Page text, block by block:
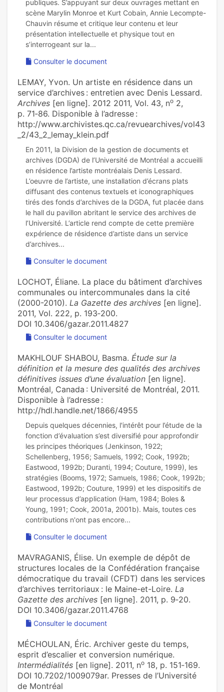
publiques. S’appuyant sur deux ouvrages mettant en
scène Marylin Monroe et Kurt Cobain, Annie Lecompte-
Chauvin résume et critique leur contenu et leur
présentation intellectuelle et physique tout en
Consulter le document
LEMAY, Yvon. Un artiste en résidence dans un
service d’archives : entretien avec Denis Lessard.
Archives [en ligne]. 2012 2011, Vol. 43, no 2,
p. 71‑86. Disponible à l’adresse :
http://www.archivistes.qc.ca/revuearchives/vol43
_2/43_2_lemay_klein.pdf
En 2011, la Division de la gestion de documents et
archives (DGDA) de l’Université de Montréal a accueilli
en résidence l’artiste montréalais Denis Lessard.
L’oeuvre de l’artiste, une installation d’écrans plats
diffusant des contenus textuels et iconographiques
tirés des fonds d’archives de la DGDA, fut placée dans
le hall du pavillon abritant le service des archives de
l’Université. L’article rend compte de cette première
expérience de résidence d’artiste dans un service
Consulter le document
LOCHOT, Éliane. La place du bâtiment d’archives
communales ou intercommunales dans la cité
(2000-2010). La Gazette des archives [en ligne].
2011, Vol. 222, p. 193‑200.
DOI 10.3406/gazar.2011.4827
Consulter le document
MAKHLOUF SHABOU, Basma. Étude sur la
définition et la mesure des qualités des archives
définitives issues d’une évaluation [en ligne].
Montréal, Canada : Université de Montréal, 2011.
Disponible à l’adresse :
http://hdl.handle.net/1866/4955
Depuis quelques décennies, l'intérêt pour l’étude de la
fonction d’évaluation s’est diversifié pour approfondir
les principes théoriques (Jenkinson, 1922;
Schellenberg, 1956; Samuels, 1992; Cook, 1992b;
Eastwood, 1992b; Duranti, 1994; Couture, 1999), les
stratégies (Booms, 1972; Samuels, 1986; Cook, 1992b;
Eastwood, 1992b; Couture, 1999) et les dispositifs de
leur processus d’application (Ham, 1984; Boles &
Young, 1991; Cook, 2001a, 2001b). Mais, toutes ces
Consulter le document
MAVRAGANIS, Élise. Un exemple de dépôt de
structures locales de la Confédération française
démocratique du travail (CFDT) dans les services
d’archives territoriaux : le Maine-et-Loire. La
Gazette des archives [en ligne]. 2011, p. 9‑20.
DOI 10.3406/gazar.2011.4768
Consulter le document
MÉCHOULAN, Éric. Archiver geste du temps,
esprit d’escalier et conversion numérique.
Intermédialités [en ligne]. 2011, no 18, p. 151‑169.
DOI 10.7202/1009079ar. Presses de l’Université
de Montréal